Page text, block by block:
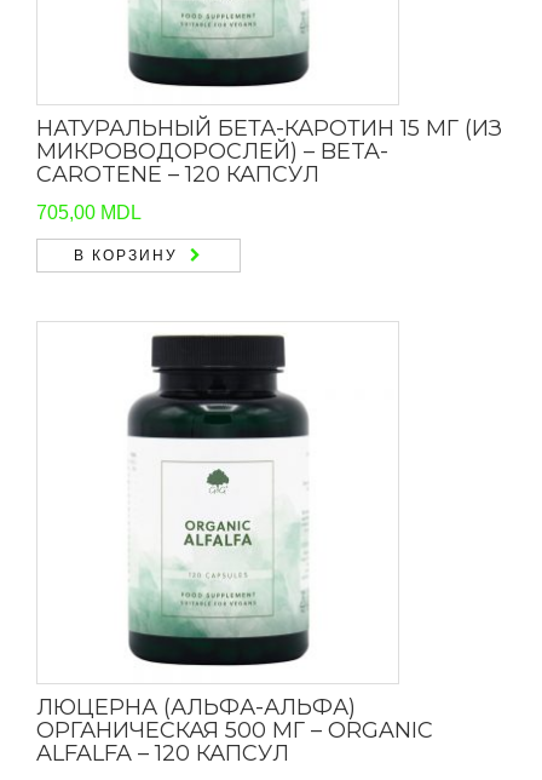
НАТУРАЛЬНЫЙ БЕТА-КАРОТИН 15 МГ (ИЗ
МИКРОВОДОРОСЛЕЙ) – BETA-
CAROTENE – 120 КАПСУЛ
705,00 MDL
В КОРЗИНУ
ЛЮЦЕРНА (АЛЬФА-АЛЬФА)
ОРГАНИЧЕСКАЯ 500 МГ – ORGANIC
ALFALFA – 120 КАПСУЛ